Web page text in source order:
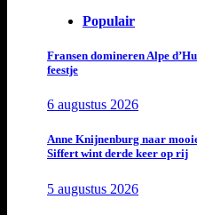
Populair
Fransen domineren Alpe
feestje
6 augustus 2026
Anne Knijnenburg naar
Siffert wint derde keer op rij
5 augustus 2026